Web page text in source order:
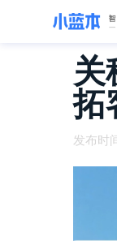
关
拓
发布时